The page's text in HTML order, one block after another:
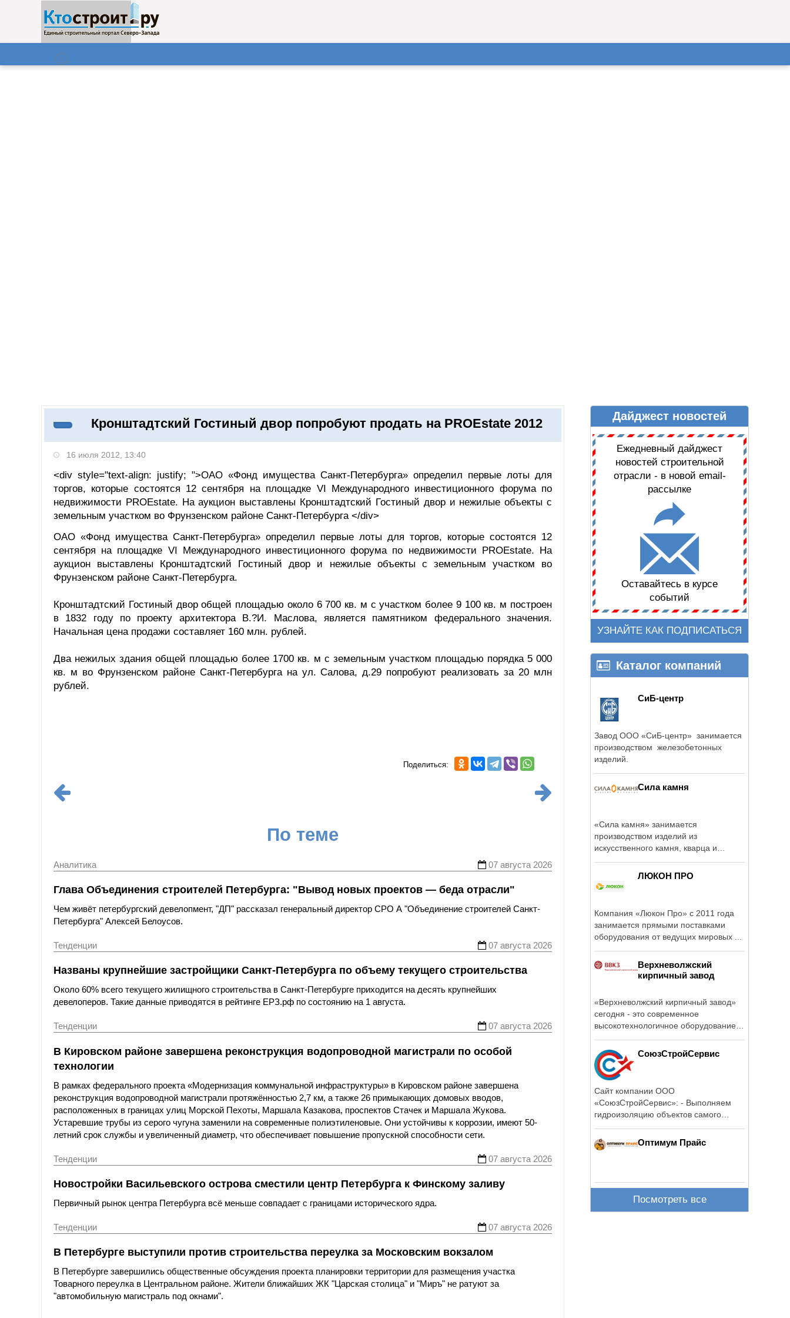
Поиск
КОМПАНИИ ДАЙДЖЕСТ НОВОСТЕЙ
Кронштадтский Гостиный двор попробуют продать на PROEstate 2012
16 июля 2012, 13:40
<div style="text-align: justify; ">ОАО «Фонд имущества Санкт-Петербурга» определил первые лоты для
торгов, которые состоятся 12 сентября на площадке VI Международного инвестиционного форума по
недвижимости PROEstate. На аукцион выставлены Кронштадтский Гостиный двор и нежилые объекты с
земельным участком во Фрунзенском районе Санкт-Петербурга </div>
ОАО «Фонд имущества Санкт-Петербурга» определил первые лоты для торгов, которые состоятся 12
сентября на площадке VI Международного инвестиционного форума по недвижимости PROEstate. На
аукцион выставлены Кронштадтский Гостиный двор и нежилые объекты с земельным участком во
Фрунзенском районе Санкт-Петербурга.
Кронштадтский Гостиный двор общей площадью около 6 700 кв. м с участком более 9 100 кв. м построен
в 1832 году по проекту архитектора В.?И. Маслова, является памятником федерального значения.
Начальная цена продажи составляет 160 млн. рублей.
Два нежилых здания общей площадью более 1700 кв. м с земельным участком площадью порядка 5 000
кв. м во Фрунзенском районе Санкт-Петербурга на ул. Салова, д.29 попробуют реализовать за 20 млн
рублей.
Поделиться:
По теме
Аналитика 07 августа 2026
Глава Объединения строителей Петербурга: "Вывод новых проектов — беда отрасли"
Чем живёт петербургский девелопмент, "ДП" рассказал генеральный директор СРО А "Объединение строителей Санкт-
Петербурга" Алексей Белоусов.
Тенденции 07 августа 2026
Названы крупнейшие застройщики Санкт-Петербурга по объему текущего строительства
Около 60% всего текущего жилищного строительства в Санкт-Петербурге приходится на десять крупнейших
девелоперов. Такие данные приводятся в рейтинге ЕРЗ.рф по состоянию на 1 августа.
Тенденции 07 августа 2026
В Кировском районе завершена реконструкция водопроводной магистрали по особой
технологии
В рамках федерального проекта «Модернизация коммунальной инфраструктуры» в Кировском районе завершена
реконструкция водопроводной магистрали протяжённостью 2,7 км, а также 26 примыкающих домовых вводов,
расположенных в границах улиц Морской Пехоты, Маршала Казакова, проспектов Стачек и Маршала Жукова.
Устаревшие трубы из серого чугуна заменили на современные полиэтиленовые. Они устойчивы к коррозии, имеют 50-
летний срок службы и увеличенный диаметр, что обеспечивает повышение пропускной способности сети.
Тенденции 07 августа 2026
Новостройки Васильевского острова сместили центр Петербурга к Финскому заливу
Первичный рынок центра Петербурга всё меньше совпадает с границами исторического ядра.
Тенденции 07 августа 2026
В Петербурге выступили против строительства переулка за Московским вокзалом
В Петербурге завершились общественные обсуждения проекта планировки территории для размещения участка
Товарного переулка в Центральном районе. Жители ближайших ЖК "Царская столица" и "Миръ" не ратуют за
"автомобильную магистраль под окнами".
Дайджест новостей
Ежедневный дайджест
новостей строительной
отрасли - в новой email-
рассылке
Оставайтесь в курсе
событий
УЗНАЙТЕ КАК ПОДПИСАТЬСЯ
Каталог компаний
СиБ-центр
Завод ООО «СиБ-центр» занимается
производством железобетонных
изделий.
Сила камня
«Сила камня» занимается
производством изделий из
искусственного камня, кварца и
ЛЮКОН ПРО
Компания «Люкон Про» с 2011 года
занимается прямыми поставками
оборудования от ведущих мировых ...
Верхневолжский
кирпичный завод
«Верхневолжский кирпичный завод»
сегодня - это современное
высокотехнологичное оборудование и
СоюзСтройСервис
Сайт компании ООО
«СоюзСтройСервис»: - Выполняем
гидроизоляцию объектов самого
Оптимум Прайс
Посмотреть все